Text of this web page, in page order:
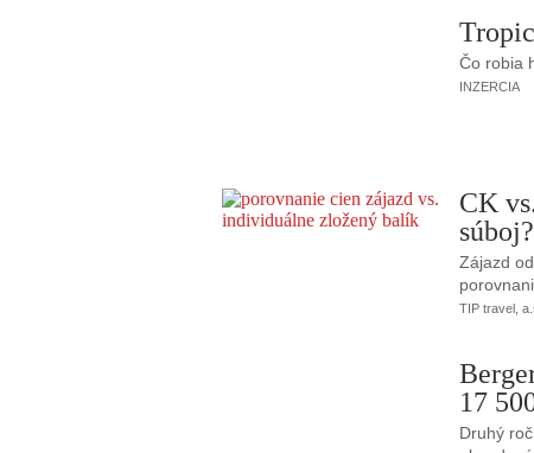
Čo robia
INZERCIA
CK
súboj?
Zájazd
TIP travel,
17
Druhý